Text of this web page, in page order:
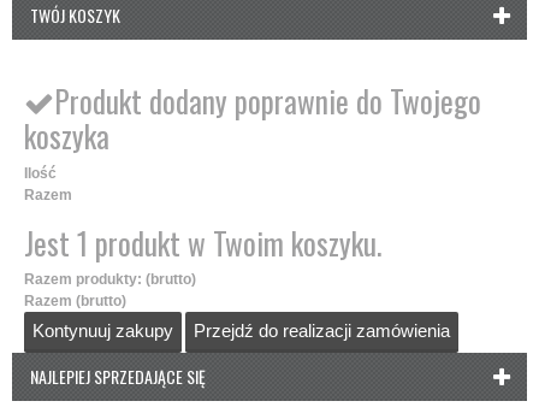
TWÓJ KOSZYK
Produkt dodany poprawnie do Twojego
koszyka
Ilość
Razem
Jest 1 produkt w Twoim koszyku.
Razem produkty: (brutto)
Razem (brutto)
Kontynuuj zakupy Przejdź do realizacji zamówienia
NAJLEPIEJ SPRZEDAJĄCE SIĘ